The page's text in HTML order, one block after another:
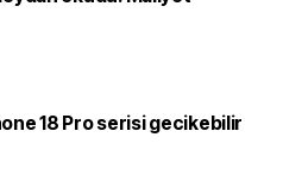
18 Pro serisi gecikebilir